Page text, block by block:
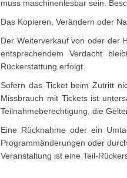
muss maschinenlesbar sein.
Das Kopieren, Verändern oder
Der Weiterverkauf von oder der
entsprechendem Verdacht
Rückerstattung erfolgt.
Sofern das Ticket beim Zutritt
Missbrauch mit Tickets ist
Teilnahmeberechtigung, die
Eine Rücknahme oder ein
Programmänderungen oder
Veranstaltung ist eine Teil-